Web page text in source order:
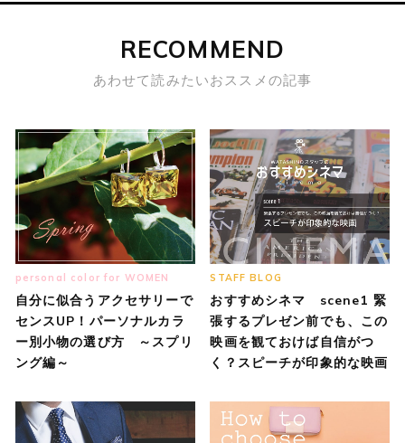
RECOMMEND
あわせて読みたいおススメの記事
personal color for WOMEN
自分に似合うアクセサリーで
センスUP！パーソナルカラ
ー別小物の選び方 ～スプリ
ング編～
STAFF BLOG
おすすめシネマ scene1 緊
張するプレゼン前でも、この
映画を観ておけば自信がつ
く？スピーチが印象的な映画